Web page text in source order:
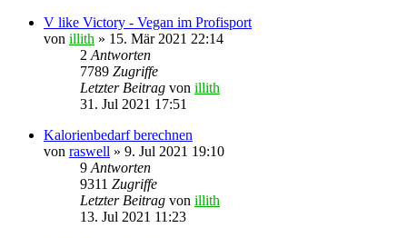
V like Victory - Vegan im Profisport
von illith » 15. Mär 2021 22:14
2 Antworten
7789 Zugriffe
Letzter Beitrag von illith
31. Jul 2021 17:51
Kalorienbedarf berechnen
von raswell » 9. Jul 2021 19:10
9 Antworten
9311 Zugriffe
Letzter Beitrag von illith
13. Jul 2021 11:23